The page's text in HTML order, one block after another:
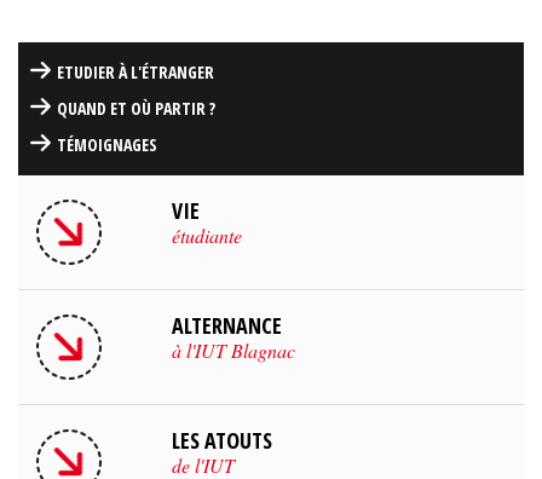
ETUDIER À L'ÉTRANGER
QUAND ET OÙ PARTIR ?
TÉMOIGNAGES
VIE
étudiante
ALTERNANCE
à l'IUT Blagnac
LES ATOUTS
de l'IUT